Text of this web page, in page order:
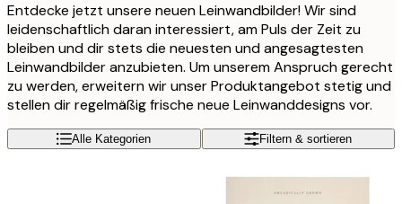
Entdecke jetzt unsere neuen Leinwandbilder! Wir sind
leidenschaftlich daran interessiert, am Puls der Zeit zu
bleiben und dir stets die neuesten und angesagtesten
Leinwandbilder anzubieten. Um unserem Anspruch gerecht
zu werden, erweitern wir unser Produktangebot stetig und
stellen dir regelmäßig frische neue Leinwanddesigns vor.
Alle Kategorien Filtern & sortieren